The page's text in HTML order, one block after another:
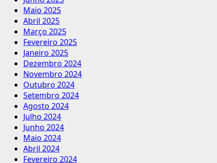
Maio 2025
Abril 2025
Março 2025
Fevereiro 2025
Janeiro 2025
Dezembro 2024
Novembro 2024
Outubro 2024
Setembro 2024
Agosto 2024
Julho 2024
Junho 2024
Maio 2024
Abril 2024
Fevereiro 2024